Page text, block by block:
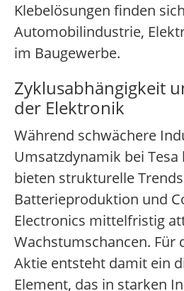
Klebelösungen finden
Automobilindustrie,
im Baugewerbe.
Zyklusabhängigkeit
der Elektronik
Während schwächere
Umsatzdynamik bei
bieten strukturelle
Batterieproduktion und
Electronics mittelfristig
Wachstumschancen. Für
Aktie entsteht damit ein
Element, das in starken